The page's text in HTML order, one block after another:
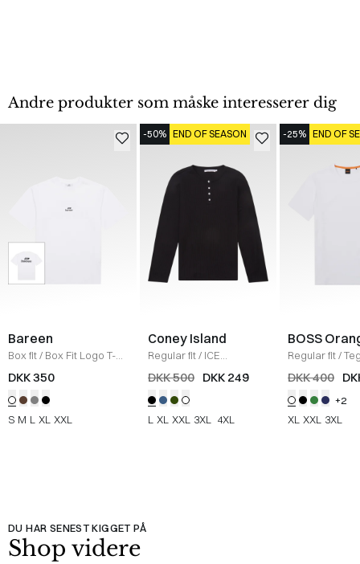
Andre produkter som måske interesserer dig
Bareen
Box fit/ Box Fit Logo T-
shirt /WHITE
DKK 350
S M L XL XXL
-50% END OF SEASON
Coney Island
Regular fit/ ICE
Sweatshirt
/BLACK
DKK 500 DKK 249
L XL XXL 3XL 4XL
-25% END OF
BOSS
Regular fit/
Shirt
HVID
DKK 400
+2
XL XXL 3XL
DU HAR SENEST KIGGET PÅ
Shop videre